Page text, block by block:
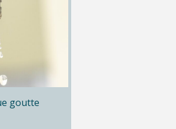
goutte